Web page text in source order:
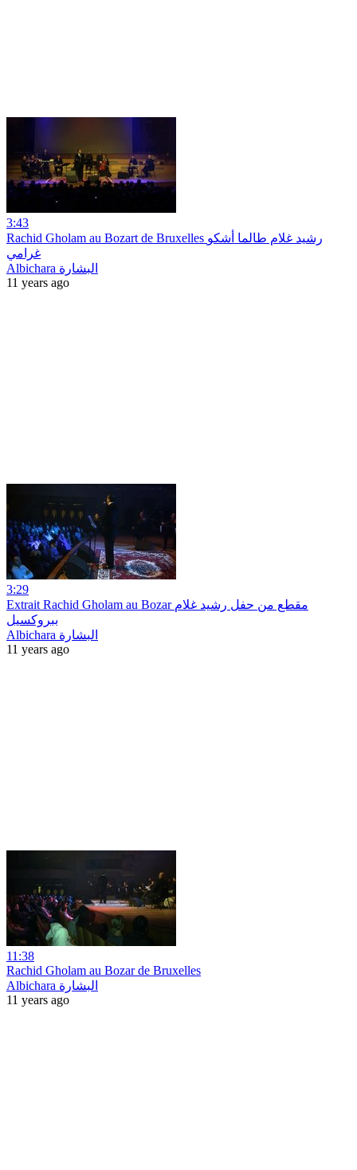
3:43
Rachid Gholam au Bozart de Bruxelles رشيد غلام طالما أشكو
غرامي
Albichara البشارة
11 years ago
3:29
Extrait Rachid Gholam au Bozar مقطع من حفل رشيد غلام
ببروكسيل
Albichara البشارة
11 years ago
11:38
Rachid Gholam au Bozar de Bruxelles
Albichara البشارة
11 years ago